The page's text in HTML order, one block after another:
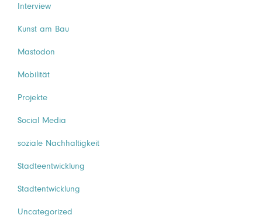
Interview
Kunst am Bau
Mastodon
Mobilität
Projekte
Social Media
soziale Nachhaltigkeit
Stadteentwicklung
Stadtentwicklung
Uncategorized